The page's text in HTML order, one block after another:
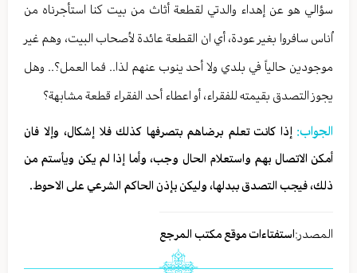
سؤالي هو عن إهداء والدتي لقطعة أثاث من بيت كنا استأجرناه من
اُناس سافروا بغير عودة، أي ان القطعة عائدة لأصحاب البيت، وهم غير
موجودين حالياً في بلدي ولا أحد ينوب عنهم لذا.. فما العمل؟.. وهل
يجوز التصدق بقيمته للفقراء، أو اعطاء أحد الفقراء قطعة مشابهة؟
الجواب: إذا كانت تعلم برضاهم بتصرفها كذلك فلا إشكال، وإلا فان
أمكن الاتصال بهم واستعلام الحال وجب، وأما إذا لم يكن ويأستم من
ذلك، فيجب التصدق ببدلها، وليكن بإذن الحاكم الشرعي على الاحوط.
المصدر:استفتاءات موقع مكتب المرجع